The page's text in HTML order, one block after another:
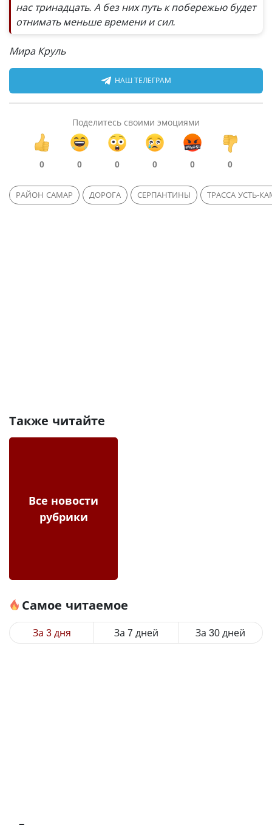
нас тринадцать. А без них путь к побережью будет
отнимать меньше времени и сил.
Мира Круль
НАШ ТЕЛЕГРАМ
Поделитесь своими эмоциями
0 0 0 0 0 0
РАЙОН САМАР ДОРОГА СЕРПАНТИНЫ ТРАССА УСТЬ-
Также читайте
Все новости
рубрики
Самое читаемое
За 3 дня За 7 дней За 30 дней